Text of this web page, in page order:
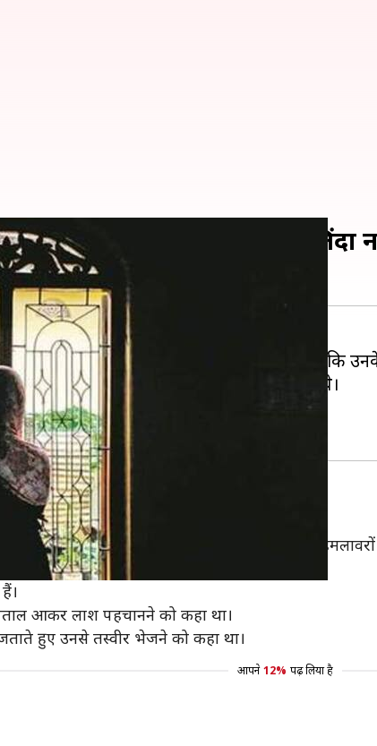
बहन ने कहा, खुश हूं कि वह अब जिंदा
जहरान हाशिम की बहन मधानिया का कहना है
मधानिया और उनके पति शरीफ नियास के घर पहुंचे थे।
करते हैं।
के परिवार के 15 सदस्य
सेफहाउस पर छापा मारा था, जिसके बाद आत्मघाती
आकर लाश पहचानने को कहा था।
हुए उनसे तस्वीर भेजने को कहा था।
आपने 12% पढ़ लिया है